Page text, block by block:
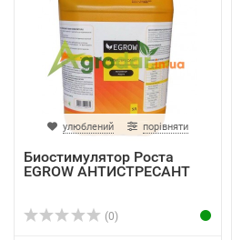
улюблений порівняти
Биостимулятор Роста
EGROW АНТИСТРЕСАНТ
(0)